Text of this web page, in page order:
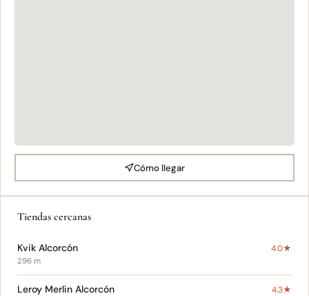
Cómo llegar
Tiendas cercanas
Kvik Alcorcón 4.0★
296 m
Leroy Merlin Alcorcón 4.3★